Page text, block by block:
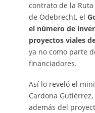
contrato de la
de Odebrecht, el
el número de
proyectos viales
ya no como parte
financiadores.
Así lo reveló el
Cardona
además del